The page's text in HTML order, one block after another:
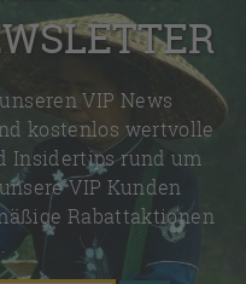
VIP News
kostenlos wertvolle
Insidertips rund um
VIP Kunden
Rabattaktionen